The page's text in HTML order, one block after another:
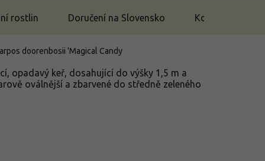
rostlin Doručení na Slovensko Kontakt
doorenbosii 'Magical Candy
opadavý keř, dosahující do výšky 1,5 m a
oválnější a zbarvené do středně zeleného